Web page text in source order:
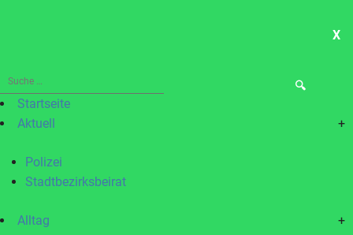
X
Suche
nach:Startseite
Aktuell
+
Polizei
Stadtbezirksbeirat
Alltag +